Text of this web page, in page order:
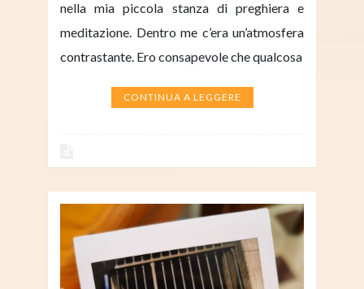
nella mia piccola stanza di preghiera e
meditazione. Dentro me c’era un’atmosfera
contrastante. Ero consapevole che qualcosa
CONTINUA A LEGGERE